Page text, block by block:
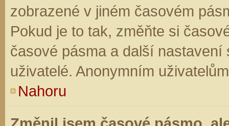
zobrazené v jiném časovém
Pokud je to tak, změňte si
časové pásma a další
uživatelé. Anonymním
Nahoru